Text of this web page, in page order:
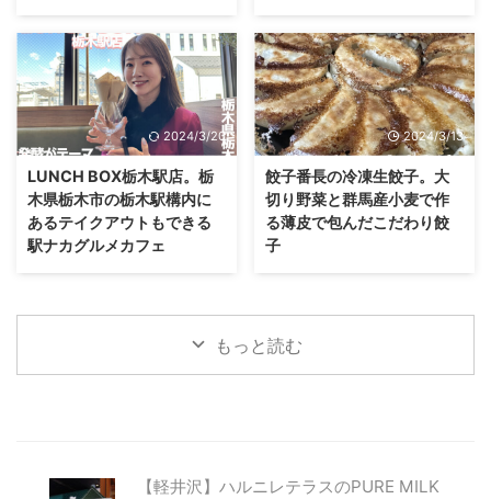
2024/3/20
LUNCH BOX栃木駅店。栃
木県栃木市の栃木駅構内に
あるテイクアウトもできる
駅ナカグルメカフェ
2024/3/13
餃子番長の冷凍生餃子。大
切り野菜と群馬産小麦で作
る薄皮で包んだこだわり餃
子
もっと読む
【軽井沢】ハルニレテラスのPURE MILK